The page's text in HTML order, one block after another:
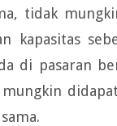
tidak
kapasitas
di pasaran